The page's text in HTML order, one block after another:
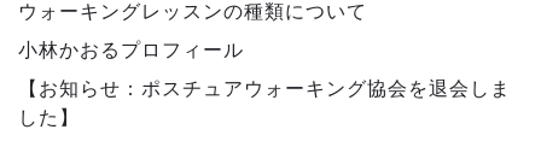
ウォーキングレッスンの種類について
小林かおるプロフィール
【お知らせ：ポスチュアウォーキング協会を退会しま
した】